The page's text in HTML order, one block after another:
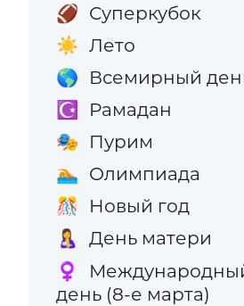
🏈 Суперкубок
☀️ Лето
🌎 Всемирный
☪️ Рамадан
🎭 Пурим
🏊 Олимпиада
🎊 Новый год
🤱 День матери
♀️
день (8-е марта)